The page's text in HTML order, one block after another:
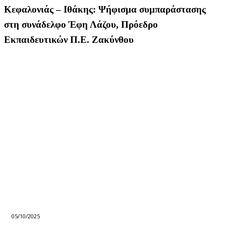
Κεφαλονιάς – Ιθάκης: Ψήφισμα συμπαράστασης
στη συνάδελφο Έφη Λάζου, Πρόεδρο
Εκπαιδευτικών Π.Ε. Ζακύνθου
05/10/2025